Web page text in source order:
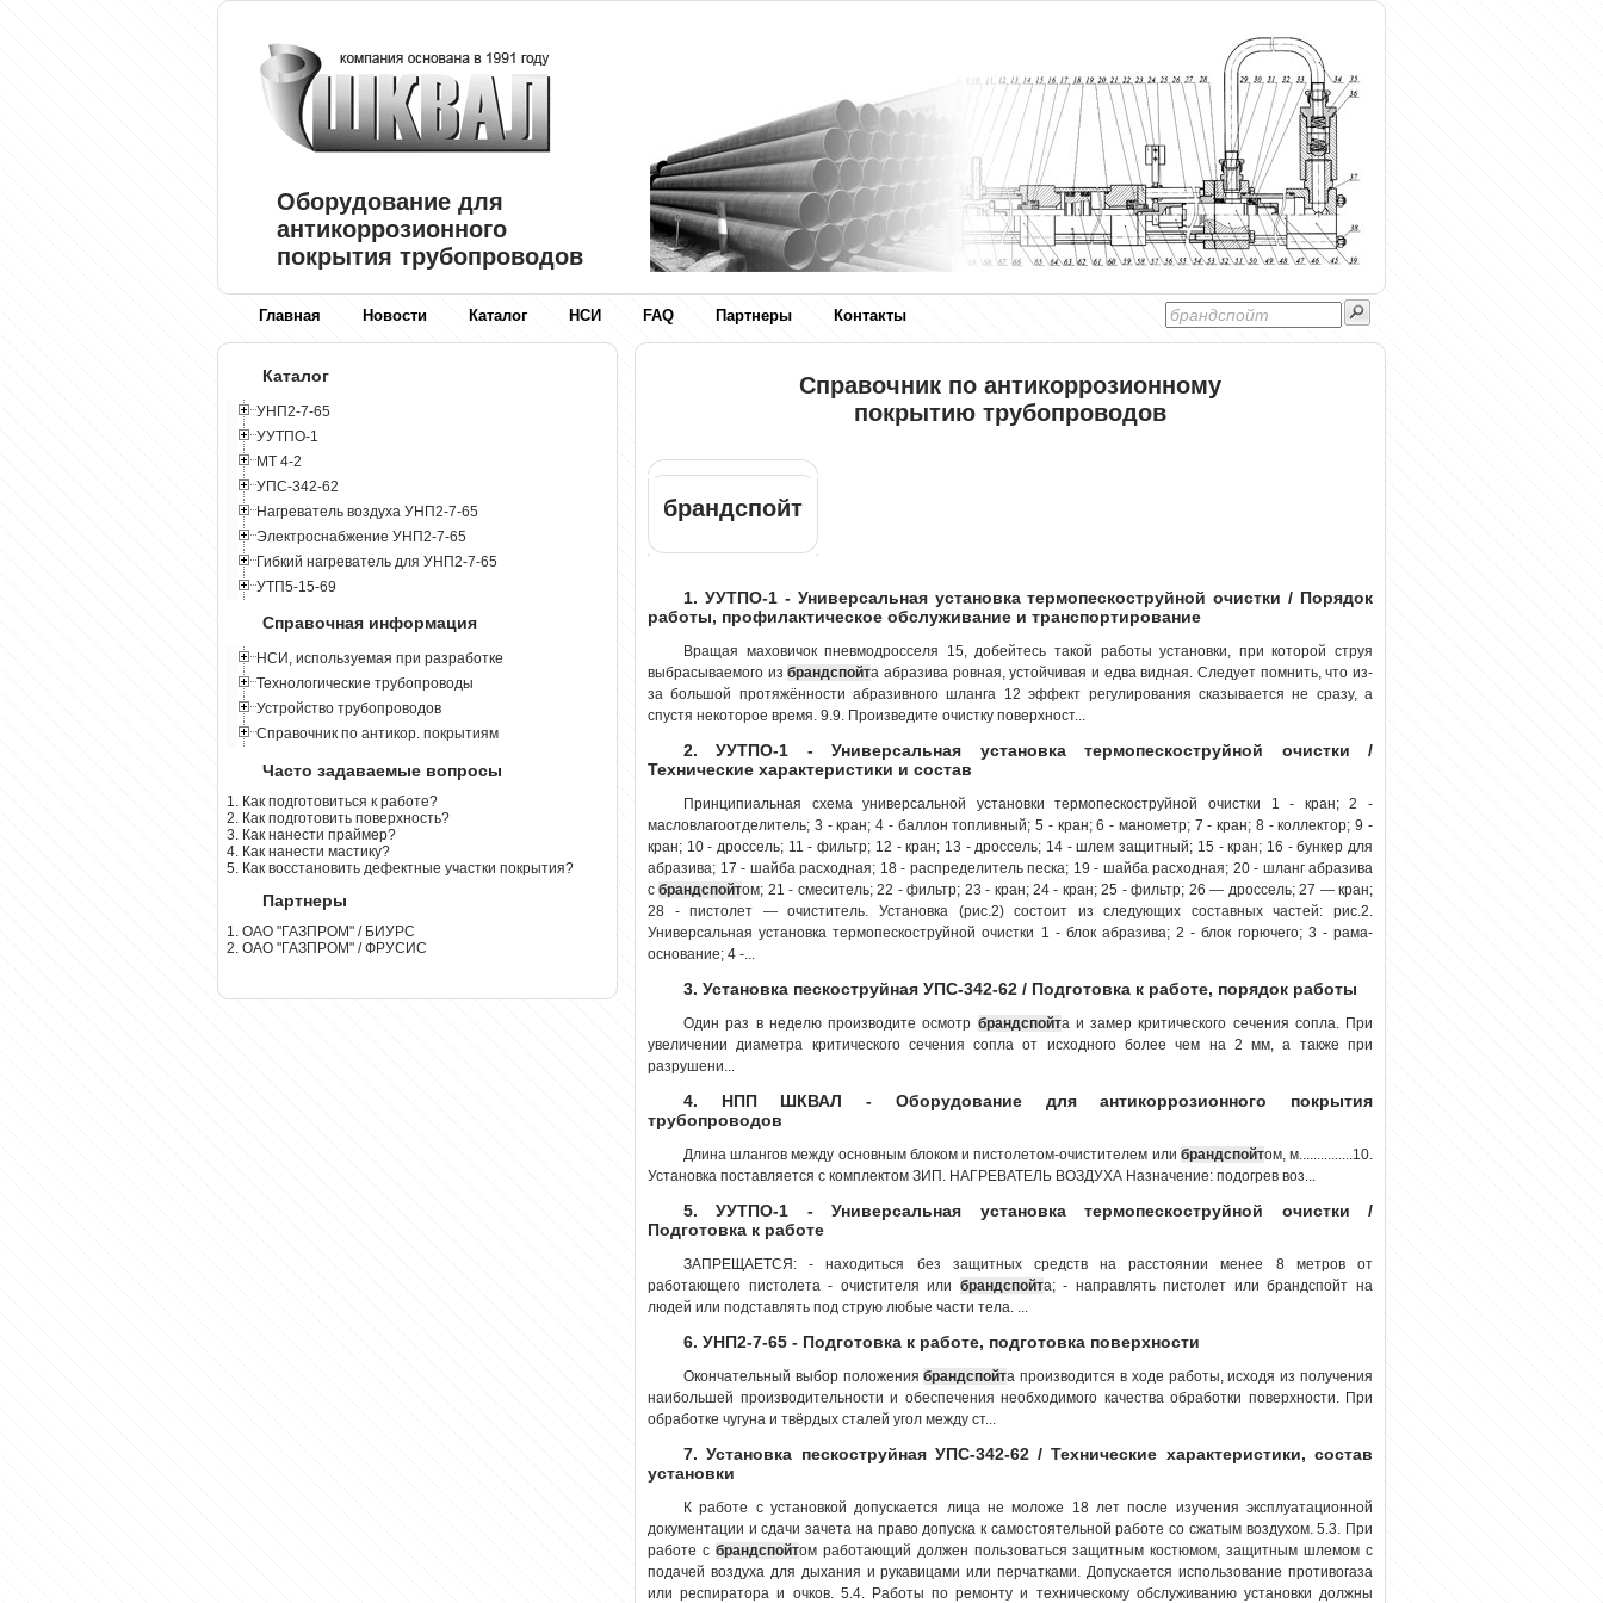
Оборудование для
антикоррозионного
покрытия трубопроводов
Главная Новости Каталог НСИ FAQ Партнеры Контакты
Справочник по антикоррозионному
покрытию трубопроводов
брандспойт
1. УУТПО-1 - Универсальная установка термопескоструйной очистки / Порядок
работы, профилактическое обслуживание и транспортирование
Вращая маховичок пневмодросселя 15, добейтесь такой работы установки, при которой струя
выбрасываемого избрандспойта абразива ровная, устойчивая и едва видная. Следует помнить, что из-
за большой протяжённости абразивного шланга 12 эффект регулирования сказывается не сразу, а
спустя некоторое время. 9.9. Произведите очистку поверхност...
2. УУТПО-1 - Универсальная установка термопескоструйной очистки /
Технические характеристики и состав
Принципиальная схема универсальной установки термопескоструйной очистки 1 - кран; 2 -
масловлагоотделитель; 3 - кран; 4 - баллон топливный; 5 - кран; 6 - манометр; 7 - кран; 8 - коллектор; 9 -
кран; 10 - дроссель; 11 - фильтр; 12 - кран; 13 - дроссель; 14 - шлем защитный; 15 - кран; 16 - бункер для
абразива; 17 - шайба расходная; 18 - распределитель песка; 19 - шайба расходная; 20 - шланг абразива
сбрандспойтом; 21 - смеситель; 22 - фильтр; 23 - кран; 24 - кран; 25 - фильтр; 26 — дроссель; 27 — кран;
28 - пистолет — очиститель. Установка (рис.2) состоит из следующих составных частей: рис.2.
Универсальная установка термопескоструйной очистки 1 - блок абразива; 2 - блок горючего; 3 - рама-
основание; 4 -...
3. Установка пескоструйная УПС-342-62 / Подготовка к работе, порядок работы
Один раз в неделю производите осмотр брандспойта и замер критического сечения сопла. При
увеличении диаметра критического сечения сопла от исходного более чем на 2 мм, а также при
разрушени...
4. НПП ШКВАЛ - Оборудование для антикоррозионного покрытия
трубопроводов
Длина шлангов между основным блоком и пистолетом-очистителем или брандспойтом, м...............10.
Установка поставляется с комплектом ЗИП. НАГРЕВАТЕЛЬ ВОЗДУХА Назначение: подогрев воз...
5. УУТПО-1 - Универсальная установка термопескоструйной очистки /
Подготовка к работе
ЗАПРЕЩАЕТСЯ: - находиться без защитных средств на расстоянии менее 8 метров от
работающего пистолета - очистителя или брандспойта; - направлять пистолет или брандспойт на
людей или подставлять под струю любые части тела. ...
6. УНП2-7-65 - Подготовка к работе, подготовка поверхности
Окончательный выбор положениябрандспойта производится в ходе работы, исходя из получения
наибольшей производительности и обеспечения необходимого качества обработки поверхности. При
обработке чугуна и твёрдых сталей угол между ст...
7. Установка пескоструйная УПС-342-62 / Технические характеристики, состав
установки
К работе с установкой допускается лица не моложе 18 лет после изучения эксплуатационной
документации и сдачи зачета на право допуска к самостоятельной работе со сжатым воздухом. 5.3. При
работе с брандспойтом работающий должен пользоваться защитным костюмом, защитным шлемом с
подачей воздуха для дыхания и рукавицами или перчатками. Допускается использование противогаза
или респиратора и очков. 5.4. Работы по ремонту и техническому обслуживанию установки должны
Каталог
УНП2-7-65
УУТПО-1
МТ 4-2
УПС-342-62
Нагреватель воздуха УНП2-7-65
Электроснабжение УНП2-7-65
Гибкий нагреватель для УНП2-7-65
УТП5-15-69
Справочная информация
НСИ, используемая при разработке
Технологические трубопроводы
Устройство трубопроводов
Справочник по антикор. покрытиям
Часто задаваемые вопросы
1. Как подготовиться к работе?
2. Как подготовить поверхность?
3. Как нанести праймер?
4. Как нанести мастику?
5. Как восстановить дефектные участки покрытия?
Партнеры
1. ОАО "ГАЗПРОМ" / БИУРС
2. ОАО "ГАЗПРОМ" / ФРУСИС